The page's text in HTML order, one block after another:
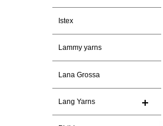
Istex
Lammy yarns
Lana Grossa
Lang Yarns